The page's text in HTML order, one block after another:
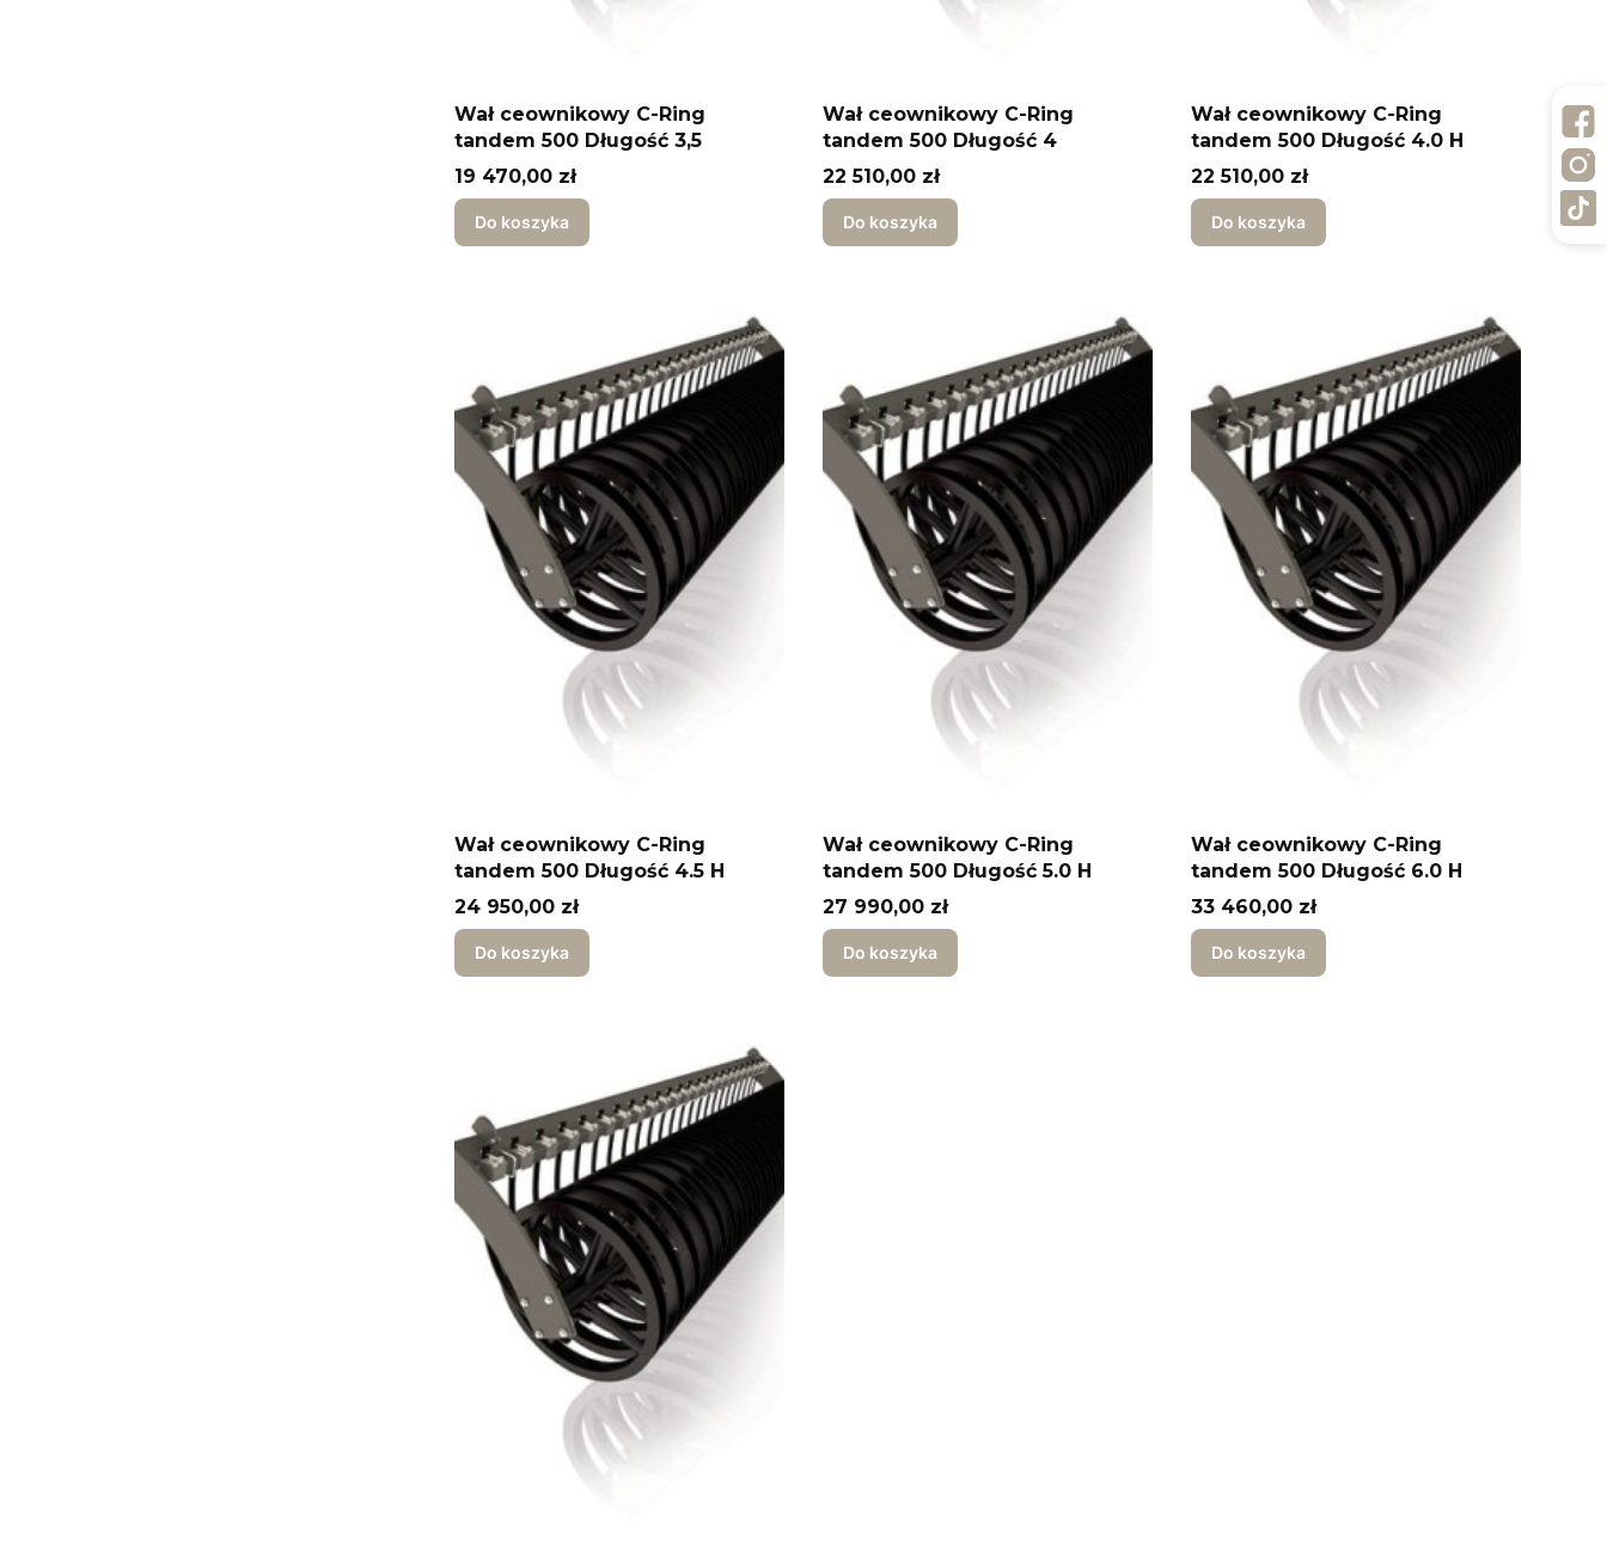
Wał ceownikowy C-Ring
tandem 500 Długość 3,5
Cena
19 470,00 zł
Do koszyka
Wał ceownikowy C-Ring
tandem 500 Długość 4
Cena
22 510,00 zł
Do koszyka
Wał ceownikowy C-Ring
tandem 500 Długość 4.0 H
Cena
22 510,00 zł
Do koszyka
Wał ceownikowy C-Ring
tandem 500 Długość 4.5 H
Cena
24 950,00 zł
Do koszyka
Wał ceownikowy C-Ring
tandem 500 Długość 5.0 H
Cena
27 990,00 zł
Do koszyka
Wał ceownikowy C-Ring
tandem 500 Długość 6.0 H
Cena
33 460,00 zł
Do koszyka